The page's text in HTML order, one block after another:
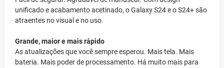
unificado e acabamento acetinado, o Galaxy S24 e o S24+ são
atraentes no visual e no uso.
Grande, maior e mais rápido
As atualizações que você sempre esperou. Mais tela. Mais
bateria. Mais poder de processamento. Há muito mais para